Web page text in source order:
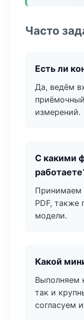
Часто
Есть ли
Да, ведём
измерений.
С какими
Принимаем
PDF, также
модели.
Какой
Выполняем
так и
согласуем